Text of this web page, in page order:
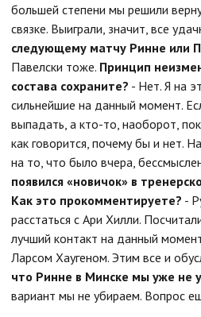
большей степени мы решили
связке. Выиграли, значит, все
следующему матчу Ринне или
Павелски тоже. Принцип
состава сохраните? - Нет. Я на
сильнейшие на данный момент.
выпадать, а кто-то, наоборот,
как говорится, почему бы и нет.
на то, что было вчера,
появился «новичок» в
Как это прокомментируете? -
расстаться с Ари Хилли.
лучший контакт на данный
Ларсом Хаугеном. Этим все и
что Ринне в Минске мы уже не
вариант мы не убираем. Вопрос